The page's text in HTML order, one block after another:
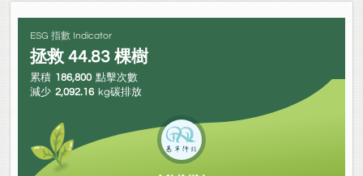
ESG 指數 Indicator
拯救 44.83 棵樹
累積 186,800 點擊次數
減少 2,092.16 kg碳排放